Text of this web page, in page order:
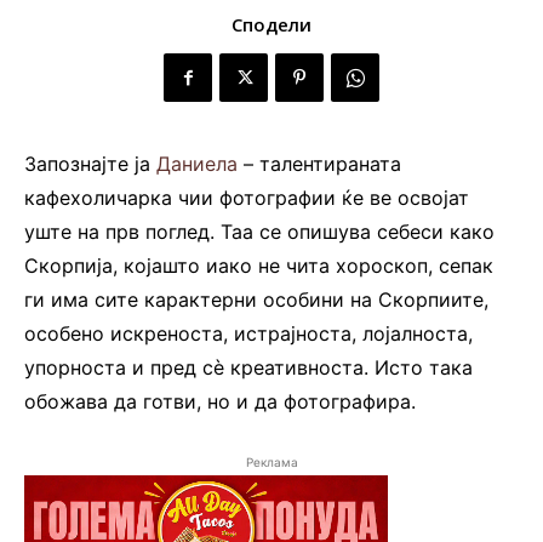
Сподели
Запознајте ја Даниела – талентираната
кафехоличарка чии фотографии ќе ве освојат
уште на прв поглед. Таа се опишува себеси како
Скорпија, којашто иако не чита хороскоп, сепак
ги има сите карактерни особини на Скорпиите,
особено искреноста, истрајноста, лојалноста,
упорноста и пред сè креативноста. Исто така
обожава да готви, но и да фотографира.
Реклама